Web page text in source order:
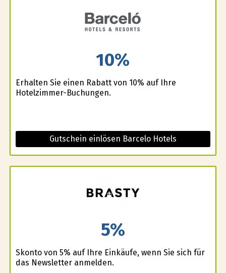
10%
Erhalten Sie einen Rabatt von 10% auf Ihre
Hotelzimmer-Buchungen.
Gutschein einlösen Barcelo Hotels
5%
Skonto von 5% auf Ihre Einkäufe, wenn Sie sich für
das Newsletter anmelden.